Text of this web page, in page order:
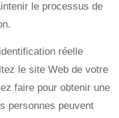
le processus de
réelle
le site Web de votre
faire pour obtenir une
personnes peuvent